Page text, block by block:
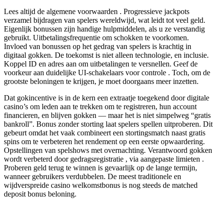
Lees altijd de algemene voorwaarden . Progressieve jackpots
verzamel bijdragen van spelers wereldwijd, wat leidt tot veel geld.
Eigenlijk bonussen zijn handige hulpmiddelen, als u ze verstandig
gebruikt. Uitbetalingsfrequentie om schokken te voorkomen.
Invloed van bonussen op het gedrag van spelers is krachtig in
digitaal gokken. De toekomst is niet alleen technologie, en inclusie.
Koppel ID en adres aan om uitbetalingen te versnellen. Geef de
voorkeur aan duidelijke UI-schakelaars voor controle . Toch, om de
grootste beloningen te krijgen, je moet doorgaans meer inzetten.
Dat gokincentive is in de kern een extraatje toegekend door digitale
casino’s om leden aan te trekken om te registreren, hun account
financieren, en blijven gokken — maar het is niet simpelweg “gratis
bankroll”. Bonus zonder storting laat spelers spellen uitproberen. Dit
gebeurt omdat het vaak combineert een stortingsmatch naast gratis
spins om te verbeteren het rendement op een eerste opwaardering.
Opstellingen van spelshows met overnachting. Verantwoord gokken
wordt verbeterd door gedragsregistratie , via aangepaste limieten .
Proberen geld terug te winnen is gevaarlijk op de lange termijn,
wanneer gebruikers verdubbelen. De meest traditionele en
wijdverspreide casino welkomstbonus is nog steeds de matched
deposit bonus beloning.